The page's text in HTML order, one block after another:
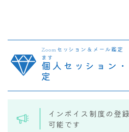
Zoomセッション＆メール鑑定
ます
個人セッション
定
インボイス制度の登
可能です